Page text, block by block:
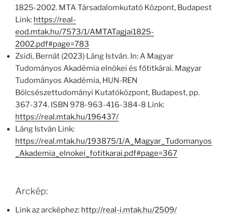
1825-2002. MTA Társadalomkutató Központ, Budapest
Link: https://real-
eod.mtak.hu/7573/1/AMTATagjai1825-
2002.pdf#page=783
Zsidi, Bernát (2023) Láng István. In: A Magyar
Tudományos Akadémia elnökei és főtitkárai. Magyar
Tudományos Akadémia, HUN-REN
Bölcsészettudományi Kutatóközpont, Budapest, pp.
367-374. ISBN 978-963-416-384-8 Link:
https://real.mtak.hu/196437/
Láng István Link:
https://real.mtak.hu/193875/1/A_Magyar_Tudomanyos
_Akademia_elnokei_fotitkarai.pdf#page=367
Arckép:
Link az arcképhez: http://real-i.mtak.hu/2509/